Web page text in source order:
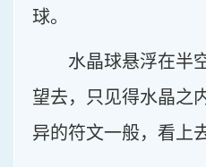
球。
水晶球悬浮在半
望去，只见得水晶之
异的符文一般，看上